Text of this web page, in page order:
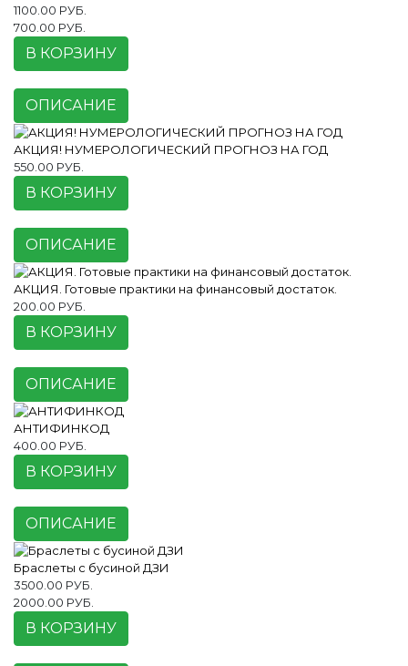
1100.00 РУБ.
700.00 РУБ.
В КОРЗИНУ
ОПИСАНИЕ
АКЦИЯ! НУМЕРОЛОГИЧЕСКИЙ ПРОГНОЗ НА ГОД
550.00 РУБ.
В КОРЗИНУ
ОПИСАНИЕ
АКЦИЯ. Готовые практики на финансовый достаток.
200.00 РУБ.
В КОРЗИНУ
ОПИСАНИЕ
АНТИФИНКОД
400.00 РУБ.
В КОРЗИНУ
ОПИСАНИЕ
Браслеты с бусиной ДЗИ
3500.00 РУБ.
2000.00 РУБ.
В КОРЗИНУ